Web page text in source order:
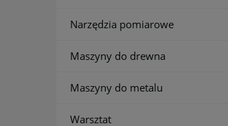
Narzędzia pomiarowe
Maszyny do drewna
Maszyny do metalu
Warsztat